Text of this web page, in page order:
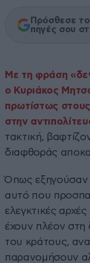
Πρόσθεσε το
πηγές σου
Με τη φράση
ο Κυριάκος
πρωτίστως
στην
τακτική,
διαφθοράς
Όπως εξηγούσαν
αυτό που
ελεγκτικές
έχουν πλέον στη
του κράτους,
παρανομήσουν